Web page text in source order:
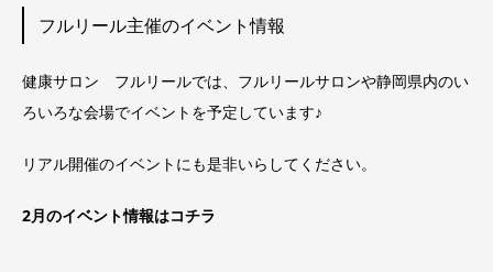
フルリール主催のイベント情報
健康サロン フルリールでは、フルリールサロンや静岡県内のい
ろいろな会場でイベントを予定しています♪
リアル開催のイベントにも是非いらしてください。
2月のイベント情報はコチラ